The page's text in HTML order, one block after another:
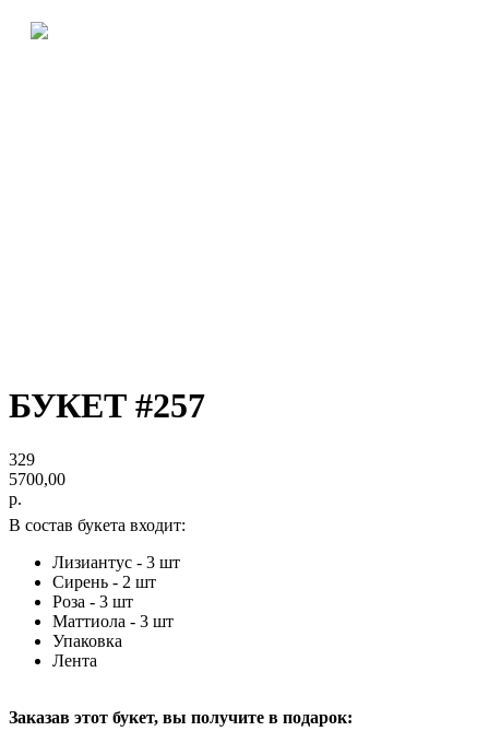
БУКЕТ #257
329
5700,00
р.
В состав букета входит:
Лизиантус - 3 шт
Сирень - 2 шт
Роза - 3 шт
Маттиола - 3 шт
Упаковка
Лента
Заказав этот букет, вы получите в подарок: